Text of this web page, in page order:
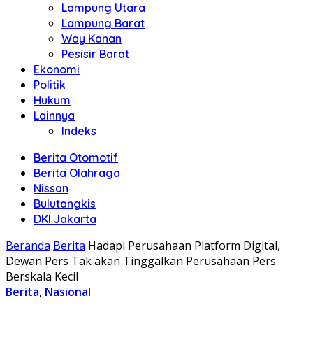
Lampung Utara
Lampung Barat
Way Kanan
Pesisir Barat
Ekonomi
Politik
Hukum
Lainnya
Indeks
Berita Otomotif
Berita Olahraga
Nissan
Bulutangkis
DKI Jakarta
Beranda Berita Hadapi Perusahaan Platform Digital,
Dewan Pers Tak akan Tinggalkan Perusahaan Pers
Berskala Kecil
Berita, Nasional